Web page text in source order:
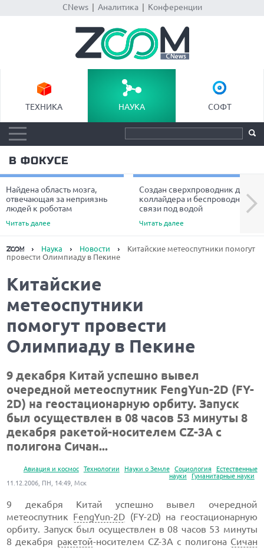
CNews| Аналитика| Конференции
ТЕХНИКА НАУКА СОФТ
В ФОКУСЕ
Найдена область мозга,
отвечающая за неприязнь
людей к роботам
Читать далее
Создан сверхпроводник для
коллайдера и беспроводной
связи под водой
Читать далее
Next
Наука Новости
Китайские метеоспутники помогут
провести Олимпиаду в Пекине
Китайские
метеоспутники
помогут провести
Олимпиаду в Пекине
9 декабря Китай успешно вывел
очередной метеоспутник FengYun-2D (FY-
2D) на геостационарную орбиту. Запуск
был осуществлен в 08 часов 53 минуты 8
декабря ракетой-носителем CZ-3А с
полигона Сичан...
Авиация и космос Технологии Науки о Земле Социология
Естественные
науки
Гуманитарные науки
11.12.2006, ПН, 14:49, Мск
9 декабря Китай успешно вывел очередной
метеоспутник FengYun-2D (FY-2D) на геостационарную
орбиту. Запуск был осуществлен в 08 часов 53 минуты
8 декабря ракетой-носителем CZ-3А с полигона Сичан